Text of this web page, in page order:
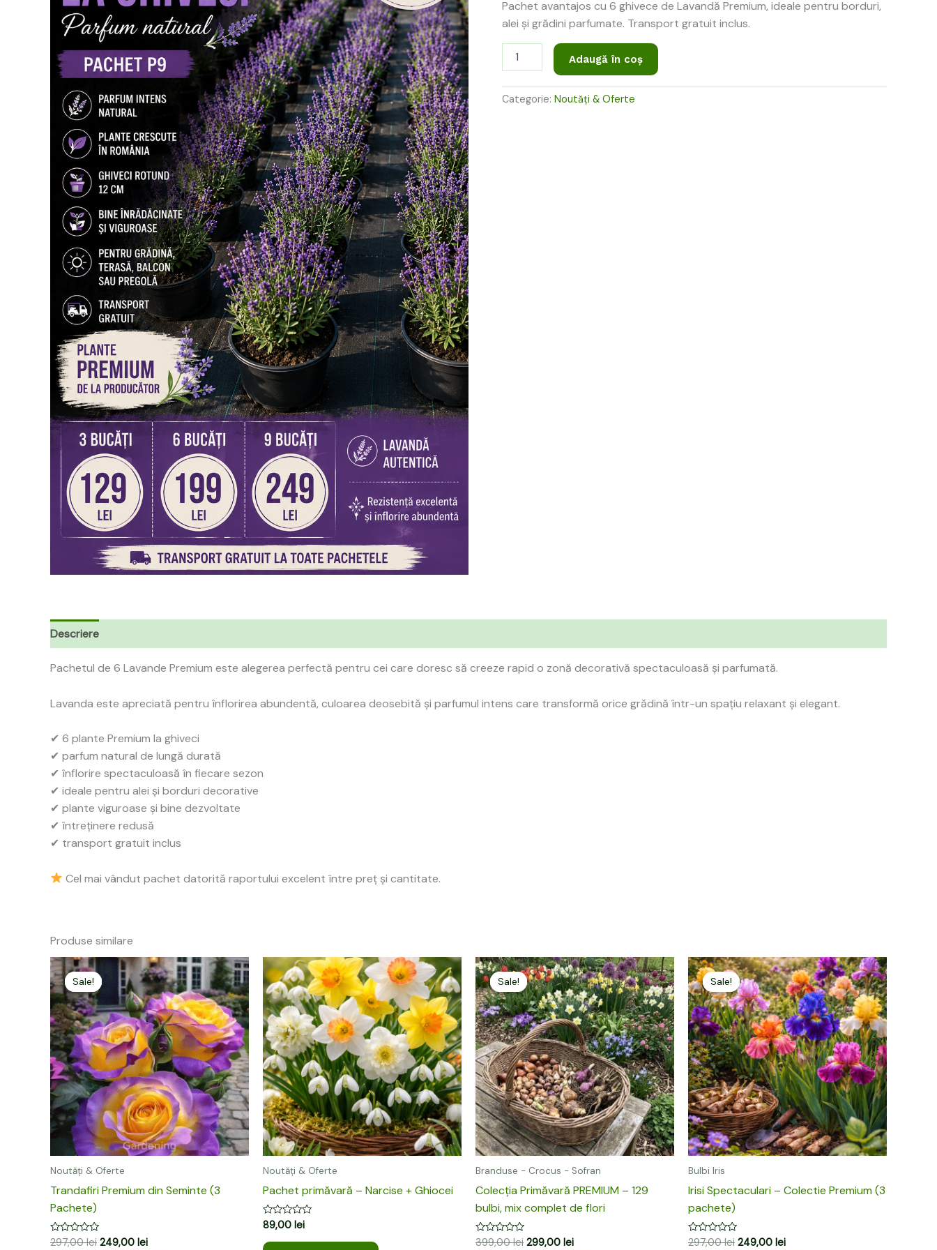
398,00 lei.
Pachet avantajos cu 6 ghivece de Lavandă Premium, ideale pentru borduri,
alei și grădini parfumate. Transport gratuit inclus.
Adaugă în coș
Categorie: Noutăți & Oferte
Descriere
Pachetul de 6 Lavande Premium este alegerea perfectă pentru cei care doresc să creeze rapid o zonă decorativă spectaculoasă și parfumată.
Lavanda este apreciată pentru înflorirea abundentă, culoarea deosebită și parfumul intens care transformă orice grădină într-un spațiu relaxant și elegant.
✔ 6 plante Premium la ghiveci
✔ parfum natural de lungă durată
✔ înflorire spectaculoasă în fiecare sezon
✔ ideale pentru alei și borduri decorative
✔ plante viguroase și bine dezvoltate
✔ întreținere redusă
✔ transport gratuit inclus
Cel mai vândut pachet datorită raportului excelent între preț și cantitate.
Produse similare
Sale!
Sale!
Noutăți & Oferte
Trandafiri Premium din Seminte (3
Pachete)
Evaluat
297,00lei
Prețul
inițial
a
fost:
297,00 lei.
249,00 lei
Prețul
curent
este:
249,00 lei.
Noutăți & Oferte
Pachet primăvară – Narcise + Ghiocei
Evaluat
0
89,00 lei
Sale!
Sale!
Branduse - Crocus - Sofran
Colecția Primăvară PREMIUM – 129
bulbi, mix complet de flori
Evaluat
399,00lei
Prețul
inițial
a
fost:
399,00 lei.
299,00 lei
Prețul
curent
este:
299,00 lei.
Sale!
Sale!
Bulbi Iris
Irisi Spectaculari – Colectie Premium (3
pachete)
Evaluat
297,00lei
Prețul
inițial
a
fost:
297,00 lei.
249,00 lei
Prețul
curent
este:
249,00 lei.